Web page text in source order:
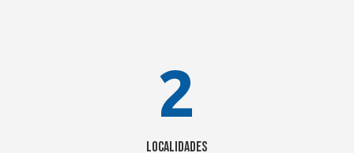
2
Localidades